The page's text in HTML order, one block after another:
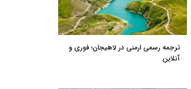
ترجمه رسمی ارمنی در لاهیجان؛ فوری و
آنلاین